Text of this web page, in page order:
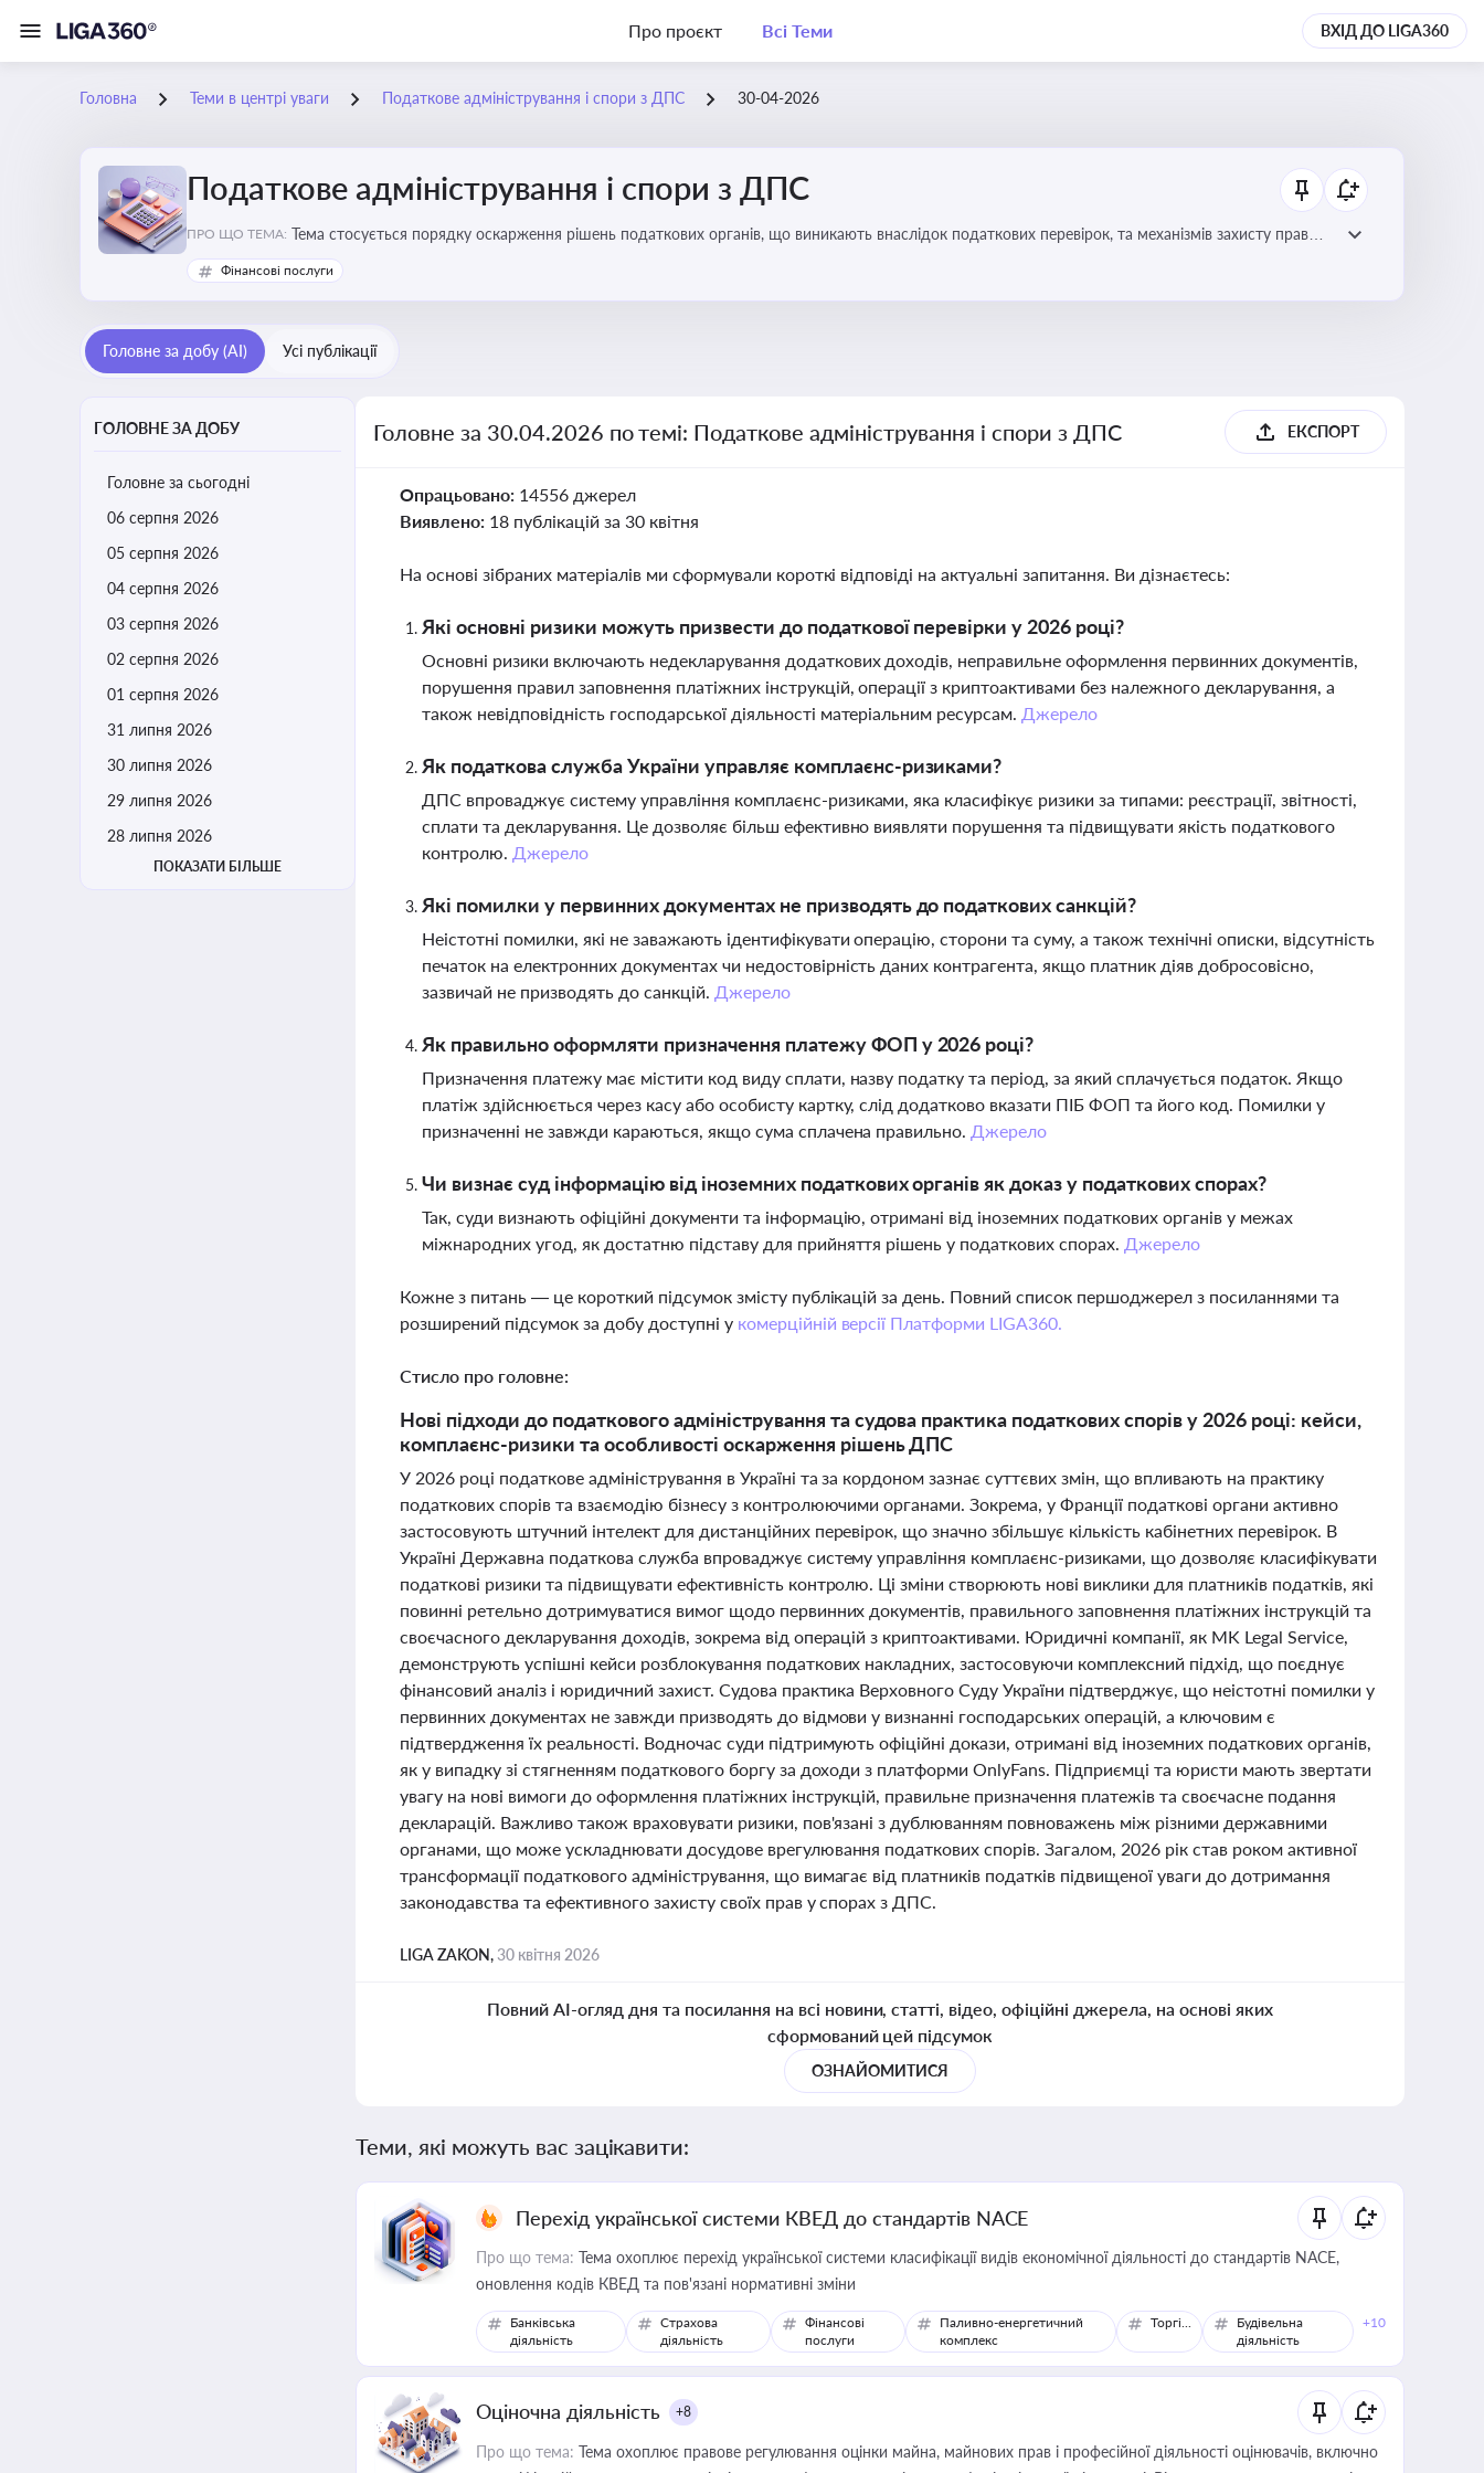
Про проєкт Всі Теми ВХІД ДО LIGA360
Головна Теми в центрі уваги Податкове адміністрування і спори з ДПС 30-04-2026
Податкове адміністрування і спори з ДПС
ПРО ЩО ТЕМА: Тема стосується порядку оскарження рішень податкових органів, що виникають внаслідок податкових перевірок, та механізмів захисту прав
платників податків
Фінансові послуги
Головне за добу (AI) Усі публікації
ГОЛОВНЕ ЗА ДОБУ
Головне за сьогодні
06 серпня 2026
05 серпня 2026
04 серпня 2026
03 серпня 2026
02 серпня 2026
01 серпня 2026
31 липня 2026
30 липня 2026
29 липня 2026
28 липня 2026
ПОКАЗАТИ БІЛЬШЕ
Головне за 30.04.2026 по темі: Податкове адміністрування і спори з ДПС ЕКСПОРТ
Опрацьовано: 14556 джерел
Виявлено: 18 публікацій за 30 квітня
На основі зібраних матеріалів ми сформували короткі відповіді на актуальні запитання. Ви дізнаєтесь:
Які основні ризики можуть призвести до податкової перевірки у 2026 році?
Основні ризики включають недекларування додаткових доходів, неправильне оформлення первинних документів,
порушення правил заповнення платіжних інструкцій, операції з криптоактивами без належного декларування, а
також невідповідність господарської діяльності матеріальним ресурсам. Джерело
Як податкова служба України управляє комплаєнс-ризиками?
ДПС впроваджує систему управління комплаєнс-ризиками, яка класифікує ризики за типами: реєстрації, звітності,
сплати та декларування. Це дозволяє більш ефективно виявляти порушення та підвищувати якість податкового
контролю. Джерело
Які помилки у первинних документах не призводять до податкових санкцій?
Неістотні помилки, які не заважають ідентифікувати операцію, сторони та суму, а також технічні описки, відсутність
печаток на електронних документах чи недостовірність даних контрагента, якщо платник діяв добросовісно,
зазвичай не призводять до санкцій. Джерело
Як правильно оформляти призначення платежу ФОП у 2026 році?
Призначення платежу має містити код виду сплати, назву податку та період, за який сплачується податок. Якщо
платіж здійснюється через касу або особисту картку, слід додатково вказати ПІБ ФОП та його код. Помилки у
призначенні не завжди караються, якщо сума сплачена правильно. Джерело
Чи визнає суд інформацію від іноземних податкових органів як доказ у податкових спорах?
Так, суди визнають офіційні документи та інформацію, отримані від іноземних податкових органів у межах
міжнародних угод, як достатню підставу для прийняття рішень у податкових спорах. Джерело
Кожне з питань — це короткий підсумок змісту публікацій за день. Повний список першоджерел з посиланнями та
розширений підсумок за добу доступні у комерційній версії Платформи LIGA360.
Стисло про головне:
Нові підходи до податкового адміністрування та судова практика податкових спорів у 2026 році: кейси,
комплаєнс-ризики та особливості оскарження рішень ДПС
У 2026 році податкове адміністрування в Україні та за кордоном зазнає суттєвих змін, що впливають на практику
податкових спорів та взаємодію бізнесу з контролюючими органами. Зокрема, у Франції податкові органи активно
застосовують штучний інтелект для дистанційних перевірок, що значно збільшує кількість кабінетних перевірок. В
Україні Державна податкова служба впроваджує систему управління комплаєнс-ризиками, що дозволяє класифікувати
податкові ризики та підвищувати ефективність контролю. Ці зміни створюють нові виклики для платників податків, які
повинні ретельно дотримуватися вимог щодо первинних документів, правильного заповнення платіжних інструкцій та
своєчасного декларування доходів, зокрема від операцій з криптоактивами. Юридичні компанії, як MK Legal Service,
демонструють успішні кейси розблокування податкових накладних, застосовуючи комплексний підхід, що поєднує
фінансовий аналіз і юридичний захист. Судова практика Верховного Суду України підтверджує, що неістотні помилки у
первинних документах не завжди призводять до відмови у визнанні господарських операцій, а ключовим є
підтвердження їх реальності. Водночас суди підтримують офіційні докази, отримані від іноземних податкових органів,
як у випадку зі стягненням податкового боргу за доходи з платформи OnlyFans. Підприємці та юристи мають звертати
увагу на нові вимоги до оформлення платіжних інструкцій, правильне призначення платежів та своєчасне подання
декларацій. Важливо також враховувати ризики, пов'язані з дублюванням повноважень між різними державними
органами, що може ускладнювати досудове врегулювання податкових спорів. Загалом, 2026 рік став роком активної
трансформації податкового адміністрування, що вимагає від платників податків підвищеної уваги до дотримання
законодавства та ефективного захисту своїх прав у спорах з ДПС.
LIGA ZAKON,30 квітня 2026
Повний AI-огляд дня та посилання на всі новини, статті, відео, офіційні джерела, на основі яких
сформований цей підсумок
ОЗНАЙОМИТИСЯ
Теми, які можуть вас зацікавити:
Перехід української системи КВЕД до стандартів NACE
Про що тема: Тема охоплює перехід української системи класифікації видів економічної діяльності до стандартів NACE,
оновлення кодів КВЕД та пов'язані нормативні зміни
Банківська
діяльність
Страхова
діяльність
Фінансові
послуги
Паливно-енергетичний
комплекс
Торгівля
Будівельна
діяльність
+10
Оціночна діяльність +8
Про що тема: Тема охоплює правове регулювання оцінки майна, майнових прав і професійної діяльності оцінювачів, включно